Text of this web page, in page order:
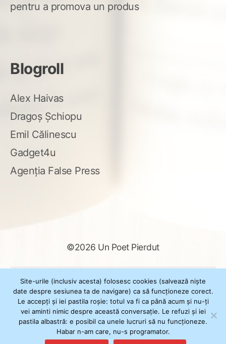
pentru a promova un produs
Blogroll
Alex Haivas
Dragoș Șchiopu
Emil Călinescu
Gadget4u
Agenția False Press
©2026 Un Poet Pierdut
după:
Powered byWordPress
ThemeXSimply by Il Jester
Site-urile (inclusiv acesta) folosesc cookies (salvează niște
date despre sesiunea ta de navigare) ca să funcționeze corect.
Le accepți și iei pastila roșie: totul va fi ca până acum și nu-ți
vei aminti nimic despre această conversație. Le refuzi și iei
pastila albastră: e posibil ca unele lucruri să nu funcționeze.
Habar n-am care, nu-s programator.